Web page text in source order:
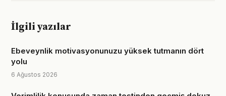
İlgili yazılar
Ebeveynlik motivasyonunuzu yüksek tutmanın dört
yolu
6 Ağustos 2026